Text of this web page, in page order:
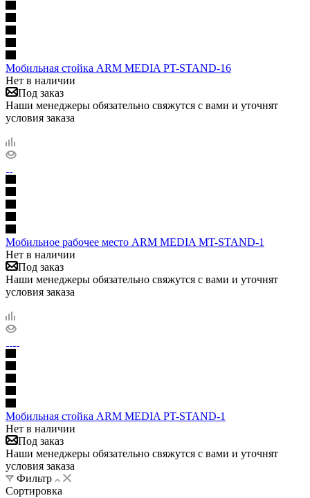
Мобильная стойка ARM MEDIA PT-STAND-16
Нет в наличии
Под заказ
Наши менеджеры обязательно свяжутся с вами и уточнят
условия заказа
Мобильное рабочее место ARM MEDIA MT-STAND-1
Нет в наличии
Под заказ
Наши менеджеры обязательно свяжутся с вами и уточнят
условия заказа
Мобильная стойка ARM MEDIA PT-STAND-1
Нет в наличии
Под заказ
Наши менеджеры обязательно свяжутся с вами и уточнят
условия заказа
Фильтр
Сортировка